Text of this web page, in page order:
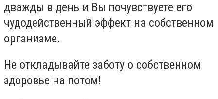
дважды в день и Вы почувствуете его
чудодейственный эффект на собственном
организме.
Не откладывайте заботу о собственном
здоровье на потом!